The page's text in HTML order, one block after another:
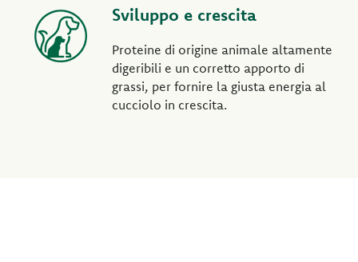
Sviluppo e crescita
Proteine di origine animale altamente
digeribili e un corretto apporto di
grassi, per fornire la giusta energia al
cucciolo in crescita.